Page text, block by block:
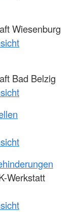
Wiesenburg
Bad Belzig
Werkstatt